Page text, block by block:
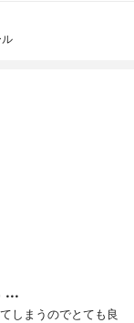
...
しまうのでとても良